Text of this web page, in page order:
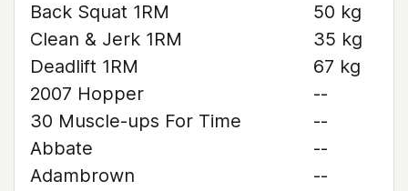
Back Squat 1RM
50 kg
Clean & Jerk 1RM
35 kg
Deadlift 1RM
67 kg
2007 Hopper
--
30 Muscle-ups For Time
--
Abbate
--
Adambrown
--